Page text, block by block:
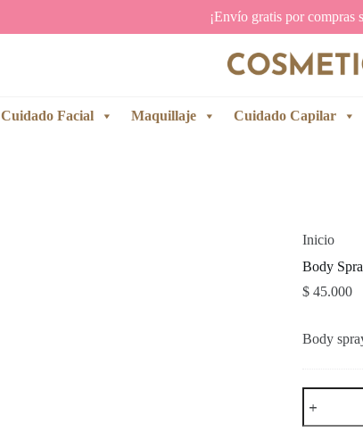
¡Envío gratis por compras
Cuidado Facial
Maquillaje Cuidado Capilar
Inicio
Body
$45.000
Body
Body
Spray
MEN